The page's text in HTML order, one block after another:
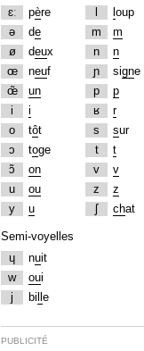
ɛː
père
ə
de
ø
deux
œ
neuf
œ̃
un
i
i
o
tôt
ɔ
toge
ɔ̃
on
u
ou
y
u
oup
m
m
n
n
ɲ
signe
p
p
ʁ
r
s
sur
t
t
v
v
z
z
ʃ
chat
Semi-voyelles
ɥ
nuit
w
oui
j
bi e
PUBLICITÉ